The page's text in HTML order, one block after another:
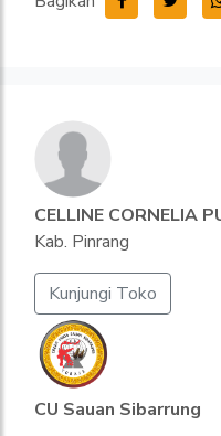
CELLINE CORNELIA
Kab. Pinrang
Kunjungi Toko
CU Sauan Sibarrung